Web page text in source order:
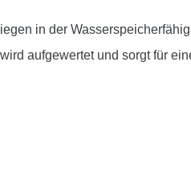
in der
aufgewertet und sorgt für